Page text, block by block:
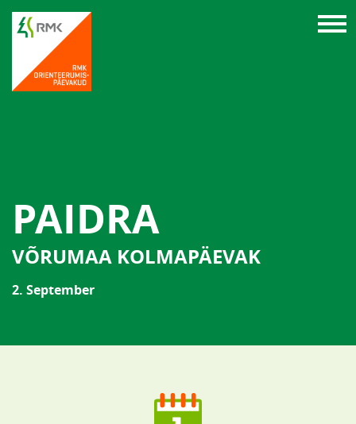
PAIDRA
VÕRUMAA KOLMAPÄEVAK
2. September